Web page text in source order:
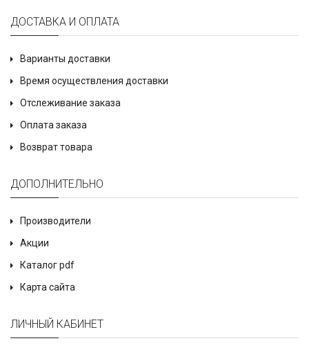
ДОСТАВКА И ОПЛАТА
Варианты доставки
Время осуществления доставки
Отслеживание заказа
Оплата заказа
Возврат товара
ДОПОЛНИТЕЛЬНО
Производители
Акции
Каталог pdf
Карта сайта
ЛИЧНЫЙ КАБИНЕТ